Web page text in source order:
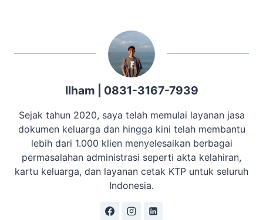
Ilham | 0831-3167-7939
Sejak tahun 2020, saya telah memulai layanan jasa
dokumen keluarga dan hingga kini telah membantu
lebih dari 1.000 klien menyelesaikan berbagai
permasalahan administrasi seperti akta kelahiran,
kartu keluarga, dan layanan cetak KTP untuk seluruh
Indonesia.